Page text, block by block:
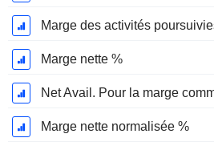
Marge des activités
Marge nette %
Net Avail. Pour la marge
Marge nette normalisée %